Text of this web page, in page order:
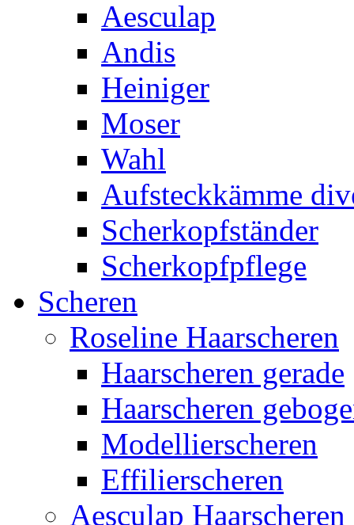
Aesculap
Andis
Heiniger
Moser
Wahl
Aufsteckkämme
Scherkopfständer
Scherkopfpflege
Scheren
Roseline Haarscheren
Haarscheren gerade
Haarscheren
Modellierscheren
Effilierscheren
Aesculap Haarscheren